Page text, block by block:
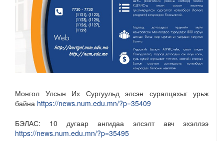
Монгол Улсын Их Сургуульд элсэн суралцахыг урьж
байна https://news.num.edu.mn/?p=35409
БЭЛАС: 10 дугаар ангидаа элсэлт авч эхэллээ
https://news.num.edu.mn/?p=35495